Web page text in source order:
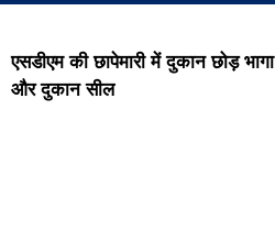
एसडीएम की छापेमारी में दुकान छोड़
और दुकान सील